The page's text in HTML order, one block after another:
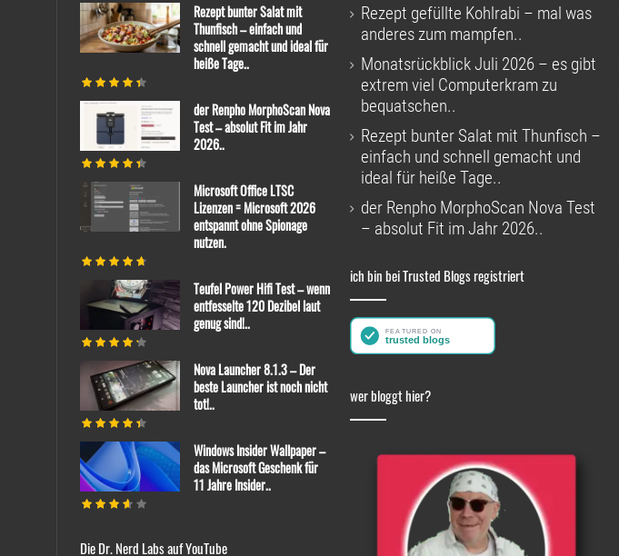
Rezept bunter Salat mit
Thunfisch – einfach und
schnell gemacht und ideal für
heiße Tage..
der Renpho MorphoScan Nova
Test – absolut Fit im Jahr
2026..
Microsoft Office LTSC
Lizenzen = Microsoft 2026
entspannt ohne Spionage
nutzen.
Teufel Power Hifi Test – wenn
entfesselte 120 Dezibel laut
genug sind!..
Nova Launcher 8.1.3 – Der
beste Launcher ist noch nicht
tot!..
Windows Insider Wallpaper –
das Microsoft Geschenk für
11 Jahre Insider..
Die Dr. Nerd Labs auf YouTube
Rezept gefüllte Kohlrabi – mal was
anderes zum mampfen..
Monatsrückblick Juli 2026 – es gibt
extrem viel Computerkram zu
bequatschen..
Rezept bunter Salat mit Thunfisch –
einfach und schnell gemacht und
ideal für heiße Tage..
der Renpho MorphoScan Nova Test
– absolut Fit im Jahr 2026..
ich bin bei Trusted Blogs registriert
wer bloggt hier?